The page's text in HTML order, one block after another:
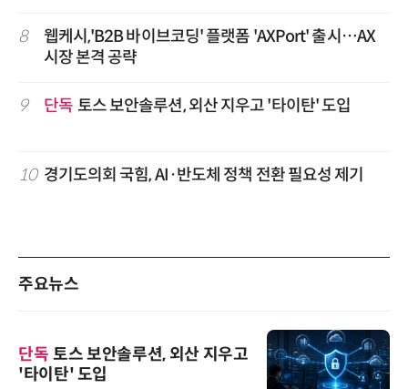
8
웹케시,'B2B 바이브코딩' 플랫폼 'AXPort' 출시…AX
시장 본격 공략
9 단독 토스 보안솔루션, 외산 지우고 '타이탄' 도입
10 경기도의회 국힘, AI·반도체 정책 전환 필요성 제기
주요뉴스
단독 토스 보안솔루션, 외산 지우고
'타이탄' 도입